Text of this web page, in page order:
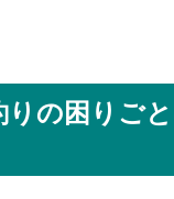
りの困りご